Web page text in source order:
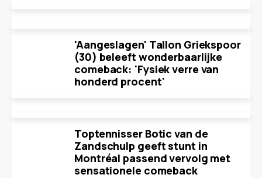
'Aangeslagen' Tallon Griekspoor
(30) beleeft wonderbaarlijke
comeback: 'Fysiek verre van
honderd procent'
Toptennisser Botic van de
Zandschulp geeft stunt in
Montréal passend vervolg met
sensationele comeback